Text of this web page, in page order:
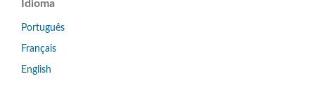
Idioma
Português
Français
English